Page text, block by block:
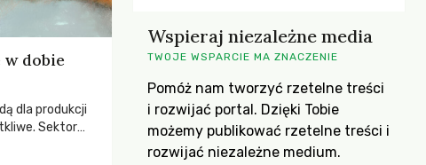
dobie
dla produkcji
Sektor
Wspieraj niezależne media
TWOJE WSPARCIE MA ZNACZENIE
Pomóż nam tworzyć rzetelne treści
i rozwijać portal. Dzięki Tobie
możemy publikować rzetelne treści i
rozwijać niezależne medium.